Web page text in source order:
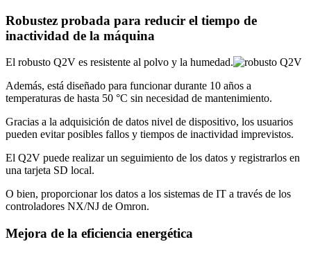
Robustez probada para reducir el tiempo de
inactividad de la máquina
El robusto Q2V es resistente al polvo y la humedad.
Además, está diseñado para funcionar durante 10 años a
temperaturas de hasta 50 °C sin necesidad de mantenimiento.
Gracias a la adquisición de datos nivel de dispositivo, los usuarios
pueden evitar posibles fallos y tiempos de inactividad imprevistos.
El Q2V puede realizar un seguimiento de los datos y registrarlos en
una tarjeta SD local.
O bien, proporcionar los datos a los sistemas de IT a través de los
controladores NX/NJ de Omron.
Mejora de la eficiencia energética